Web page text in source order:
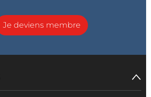
Je deviens membre